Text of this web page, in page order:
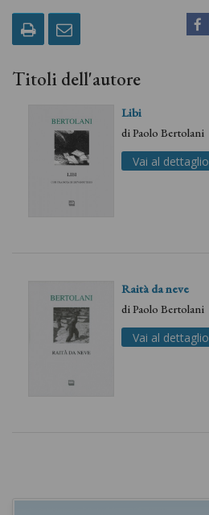
Titoli dell'autore
Libi
diPaolo Bertolani
Vai al dettaglio
Raità da neve
diPaolo Bertolani
Vai al dettaglio